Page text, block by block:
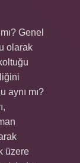
Genel
olarak
aynı mı?
üzere